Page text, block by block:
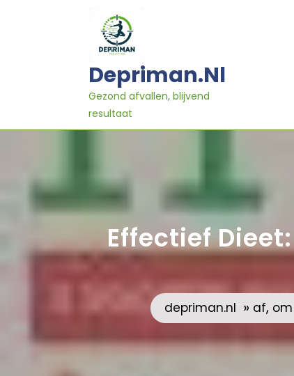
Depriman.nl
Gezond afvallen, blijvend
resultaat
Effectief
depriman.nl » af, om